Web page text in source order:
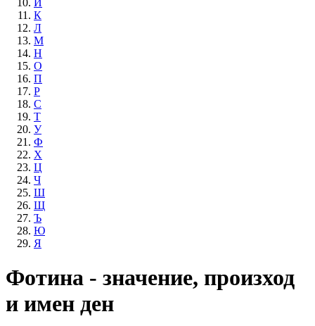
Й
К
Л
М
Н
О
П
Р
С
Т
У
Ф
Х
Ц
Ч
Ш
Щ
Ъ
Ю
Я
Фотина - значение, произход
и имен ден